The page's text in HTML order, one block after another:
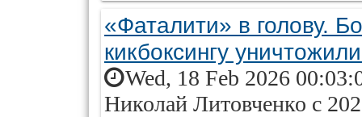
«Фаталити» в голову.
кикбоксингу
Wed, 18 Feb 2026
Николай Литовченко с